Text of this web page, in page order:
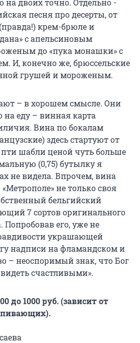
на двоих точно. Отдельно -
песня про десерты, от
крем-брюле и
с апельсиновым
до «пука монашки» с
И, конечно же, брюссельские
грушей и мороженым.
– в хорошем смысле. Они
еду – винная карта
Вина по бокалам
здесь стартуют от
пти шабли ценой чуть больше
(0,75) бутылку я
не видела. Впрочем, вина
не только своя
бельгийский
7 сортов оригинального
Попробовав его, уже не
украшающей
надписи на фламандском и
– неоспоримый знак, что Бог
счастливыми».
до 1000 руб. (зависит от